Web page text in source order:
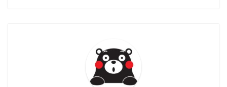
大学入試英語対策講座
英語名言・格言・カッコい